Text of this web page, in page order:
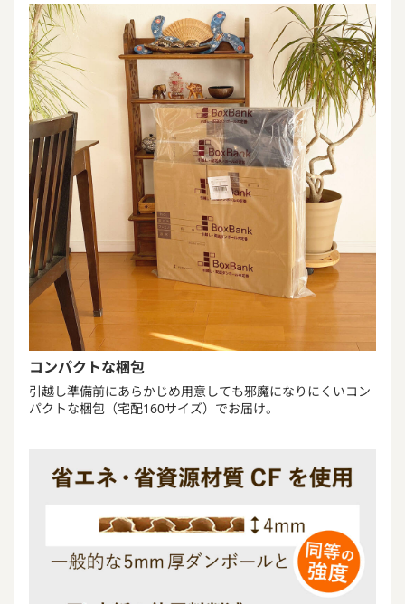
コンパクトな梱包
引越し準備前にあらかじめ用意しても邪魔になりにくいコン
パクトな梱包（宅配160サイズ）でお届け。